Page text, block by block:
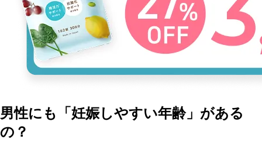
男性にも「妊娠しやすい年齢」がある
の？